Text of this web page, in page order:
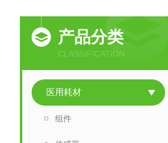
产品分类
CLASSIFICATION
医用耗材
组件